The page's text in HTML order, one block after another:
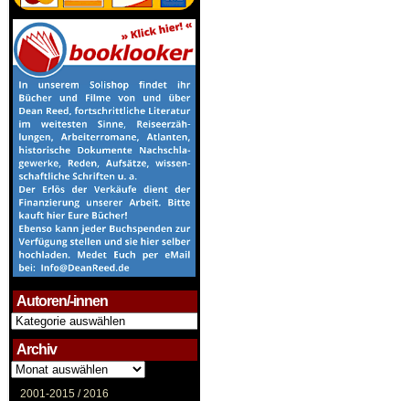
Autoren/-innen
Autoren/-
innen
Archiv
Archiv
2001-2015 /2016